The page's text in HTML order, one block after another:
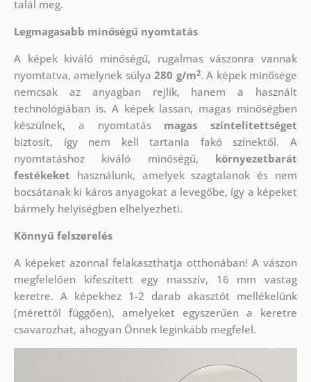
talál meg.
Legmagasabb minőségű nyomtatás
A képek kiváló minőségű, rugalmas vászonra vannak
nyomtatva, amelynek súlya280 g/m2. A képek minősége
nemcsak az anyagban rejlik, hanem a használt
technológiában is. A képek lassan, magas minőségben
készülnek, a nyomtatás magas színtelítettséget
biztosít, így nem kell tartania fakó színektől. A
nyomtatáshoz kiváló minőségű, környezetbarát
festékeket használunk, amelyek szagtalanok és nem
bocsátanak ki káros anyagokat a levegőbe, így a képeket
bármely helyiségben elhelyezheti.
Könnyű felszerelés
A képeket azonnal felakaszthatja otthonában! A vászon
megfelelően kifeszített egy masszív, 16 mm vastag
keretre. A képekhez 1-2 darab akasztót mellékelünk
(mérettől függően), amelyeket egyszerűen a keretre
csavarozhat, ahogyan Önnek leginkább megfelel.